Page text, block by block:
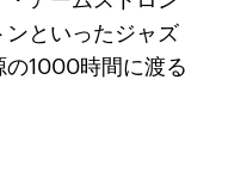
といったジャズ
1000時間に渡る